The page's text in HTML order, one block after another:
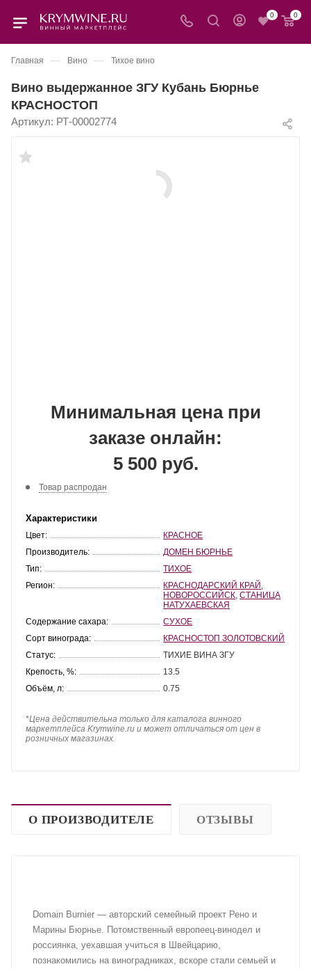
0 0
Главная — Вино — Тихое вино
Вино выдержанное ЗГУ Кубань Бюрнье
КРАСНОСТОП
Артикул: РТ-00002774
Минимальная цена при
заказе онлайн:
5 500 руб.
Товар распродан
Характеристики
Цвет:
КРАСНОЕ
Производитель:
ДОМЕН БЮРНЬЕ
Тип:
ТИХОЕ
Регион:
КРАСНОДАРСКИЙ КРАЙ
НОВОРОССИЙСК ,СТАНИЦА
НАТУХАЕВСКАЯ
Содержание сахара:
СУХОЕ
Сорт винограда:
КРАСНОСТОП ЗОЛОТОВСКИЙ
Статус:
ТИХИЕ ВИНА ЗГУ
Крепость, %:
13.5
Объём, л:
0.75
*Цена действительна только для каталога винного
маркетплейса Krymwine.ru и может отличаться от цен в
розничных магазинах.
О ПРОИЗВОДИТЕЛЕ ОТЗЫВЫ
Domain Burnier — авторский семейный проект Рено и
Марины Бюрнье. Потомственный европеец-винодел и
россиянка, уехавшая учиться в Швейцарию,
познакомились на виноградниках, вскоре стали семьей и